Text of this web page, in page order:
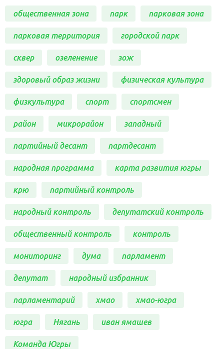
общественная зона парк парковая зона
парковая территория городской парк
сквер озеленение зож
здоровый образ жизни физическая культура
физкультура спорт спортсмен
район микрорайон западный
партийный десант партдесант
народная программа карта развития югры
крю партийный контроль
народный контроль депутатский контроль
общественный контроль контроль
мониторинг дума парламент
депутат народный избранник
парламентарий хмао хмао-югра
югра Нягань иван ямашев
Команда Югры